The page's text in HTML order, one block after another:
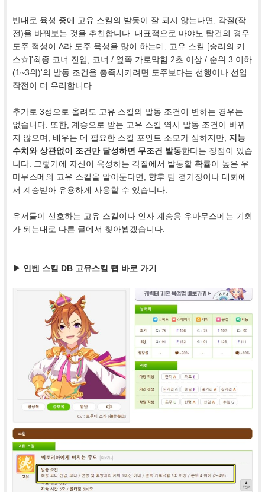
반대로 육성 중에 고유 스킬의 발동이 잘 되지 않는다면, 각질(작
전)을 바꿔보는 것을 추천합니다. 대표적으로 마야노 탑건의 경우
도주 적성이 A라 도주 육성을 많이 하는데, 고유 스킬 [승리의 키
스☆]'최종 코너 진입, 코너 / 옆쪽 가로막힘 2초 이상 / 순위 3 이하
(1~3위)'의 발동 조건을 충족시키려면 도주보다는 선행이나 선입
작전이 더 유리합니다.
추가로 3성으로 올려도 고유 스킬의 발동 조건이 변하는 경우는
없습니다. 또한, 계승으로 받는 고유 스킬 역시 발동 조건이 바뀌
지 않으며, 배우는 데 필요한 스킬 포인트 소모가 심하지만, 지능
수치와 상관없이 조건만 달성하면 무조건 발동한다는 장점이 있습
니다. 그렇기에 자신이 육성하는 각질에서 발동할 확률이 높은 우
마무스메의 고유 스킬을 알아둔다면, 향후 팀 경기장이나 대회에
서 계승받아 유용하게 사용할 수 있습니다.
유저들이 선호하는 고유 스킬이나 인자 계승용 우마무스메는 기회
가 되는대로 다른 글에서 찾아뵙겠습니다.
▶ 인벤 스킬 DB 고유스킬 탭 바로 가기